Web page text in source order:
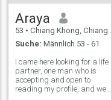
Araya
53 • Chiang Khong, Chiang Rai, Thailand
Suche: Männlich 53 - 61
I came here looking for a life
partner, one man who is
accepting and open to
reading my profile, and we